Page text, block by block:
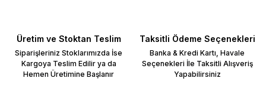
Üretim ve Stoktan Teslim
Siparişleriniz Stoklarımızda İse
Kargoya Teslim Edilir ya da
Hemen Üretimine Başlanır
Taksitli Ödeme Seçenekleri
Banka & Kredi Kartı, Havale
Seçenekleri İle Taksitli Alışveriş
Yapabilirsiniz